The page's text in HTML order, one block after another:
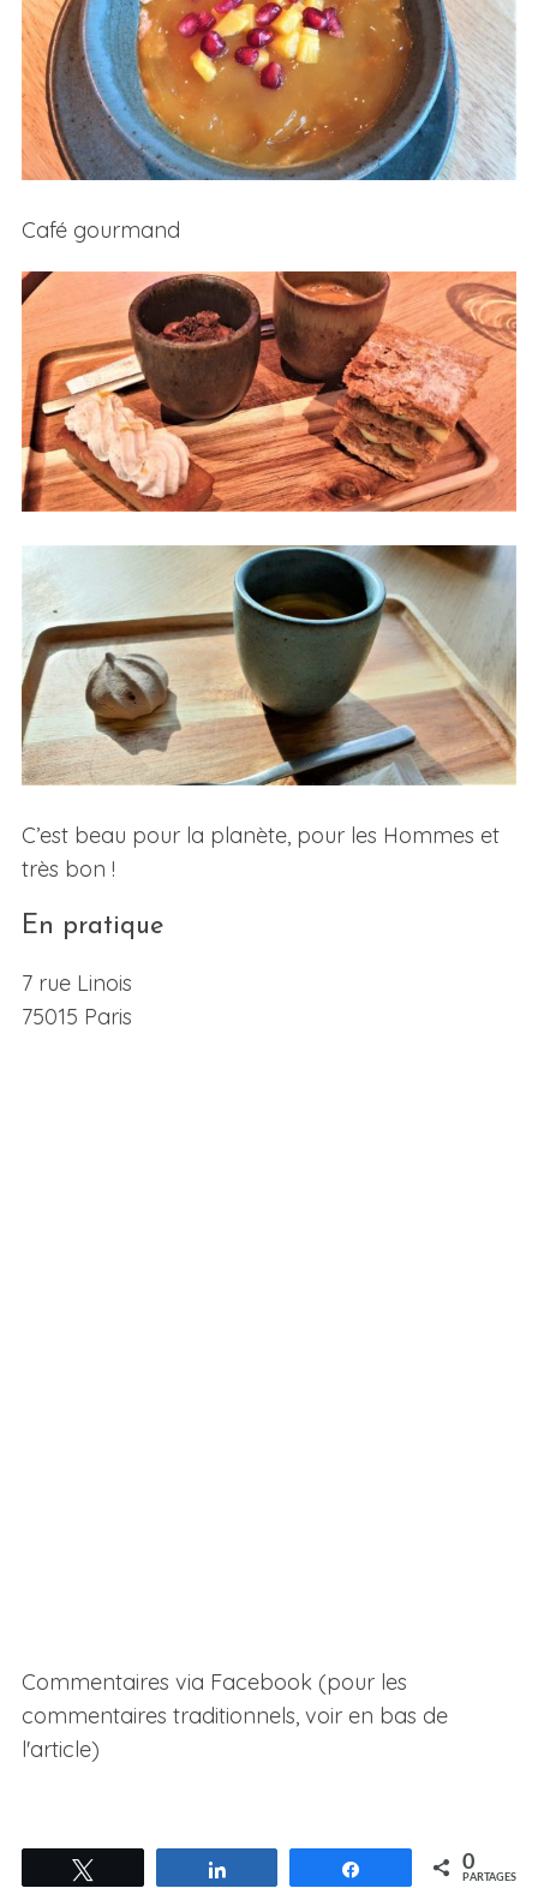
Café gourmand
C’est beau pour la planète, pour les Hommes et
très bon !
En pratique
7 rue Linois
75015 Paris
Commentaires via Facebook (pour les
commentaires traditionnels, voir en bas de
l'article)
Partagez 0
PARTAGES